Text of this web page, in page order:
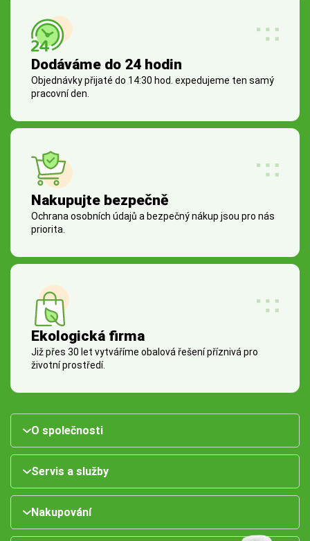
Dodáváme do 24 hodin
Objednávky přijaté do 14:30 hod. expedujeme ten samý
pracovní den.
Nakupujte bezpečně
Ochrana osobních údajů a bezpečný nákup jsou pro nás
priorita.
Ekologická firma
Již přes 30 let vytváříme obalová řešení příznivá pro
životní prostředí.
O společnosti
Servis a služby
Nakupování